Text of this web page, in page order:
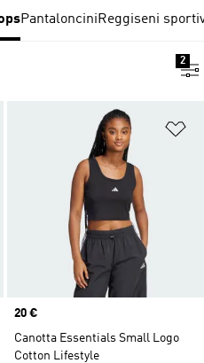
PantalonciniReggiseni
2
alla lista dei desideri
Price
20 €
Canotta Essentials Small Logo
Cotton Lifestyle